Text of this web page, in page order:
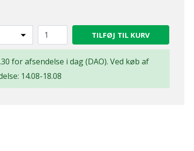
TILFØJ TIL KURV
for afsendelse i dag (DAO). Ved køb af
14.08-18.08